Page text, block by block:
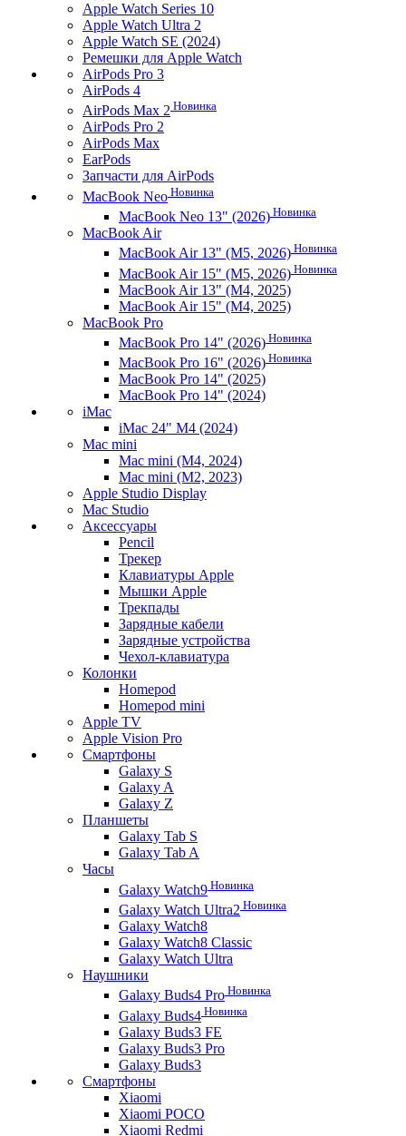
Apple Watch Series 10
Apple Watch Ultra 2
Apple Watch SE (2024)
Ремешки для Apple Watch
AirPods Pro 3
AirPods 4
AirPods Max 2 Новинка
AirPods Pro 2
AirPods Max
EarPods
Запчасти для AirPods
MacBook Neo Новинка
MacBook Neo 13" (2026) Новинка
MacBook Air
MacBook Air 13" (M5, 2026) Новинка
MacBook Air 15" (M5, 2026) Новинка
MacBook Air 13" (M4, 2025)
MacBook Air 15" (M4, 2025)
MacBook Pro
MacBook Pro 14" (2026) Новинка
MacBook Pro 16" (2026) Новинка
MacBook Pro 14" (2025)
MacBook Pro 14" (2024)
iMac
iMac 24" M4 (2024)
Mac mini
Mac mini (M4, 2024)
Mac mini (M2, 2023)
Apple Studio Display
Mac Studio
Аксессуары
Pencil
Трекер
Клавиатуры Apple
Мышки Apple
Трекпады
Зарядные кабели
Зарядные устройства
Чехол-клавиатура
Колонки
Homepod
Homepod mini
Apple TV
Apple Vision Pro
Смартфоны
Galaxy S
Galaxy A
Galaxy Z
Планшеты
Galaxy Tab S
Galaxy Tab A
Часы
Galaxy Watch9 Новинка
Galaxy Watch Ultra2 Новинка
Galaxy Watch8
Galaxy Watch8 Classic
Galaxy Watch Ultra
Наушники
Galaxy Buds4 Pro Новинка
Galaxy Buds4 Новинка
Galaxy Buds3 FE
Galaxy Buds3 Pro
Galaxy Buds3
Смартфоны
Xiaomi
Xiaomi POCO
Xiaomi Redmi